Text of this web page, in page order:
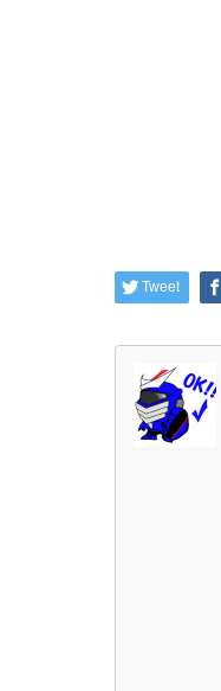
Tweet